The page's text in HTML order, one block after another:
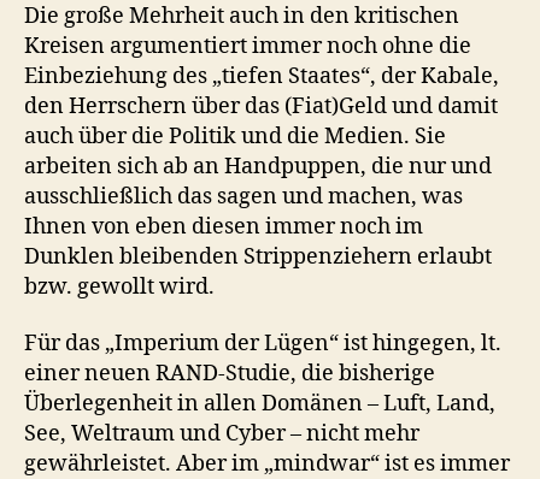
Die große Mehrheit auch in den kritischen
Kreisen argumentiert immer noch ohne die
Einbeziehung des „tiefen Staates“, der Kabale,
den Herrschern über das (Fiat)Geld und damit
auch über die Politik und die Medien. Sie
arbeiten sich ab an Handpuppen, die nur und
ausschließlich das sagen und machen, was
Ihnen von eben diesen immer noch im
Dunklen bleibenden Strippenziehern erlaubt
bzw. gewollt wird.
Für das „Imperium der Lügen“ ist hingegen, lt.
einer neuen RAND-Studie, die bisherige
Überlegenheit in allen Domänen – Luft, Land,
See, Weltraum und Cyber – nicht mehr
gewährleistet. Aber im „mindwar“ ist es immer